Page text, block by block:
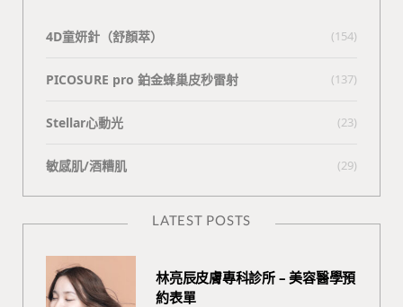
4D童妍針（舒顏萃） (154)
PICOSURE pro 鉑金蜂巢皮秒雷射 (137)
Stellar心動光 (23)
敏感肌/酒糟肌 (29)
LATEST POSTS
林亮辰皮膚專科診所 – 美容醫學預
約表單